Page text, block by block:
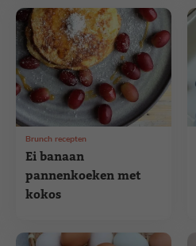
Ei banaan
pannenkoeken met
kokos
Brunch recepten